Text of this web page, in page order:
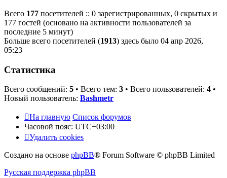
Всего 177 посетителей :: 0 зарегистрированных, 0 скрытых и
177 гостей (основано на активности пользователей за
последние 5 минут)
Больше всего посетителей (1913) здесь было 04 апр 2026,
05:23
Статистика
Всего сообщений: 5 • Всего тем: 3 • Всего пользователей: 4 •
Новый пользователь: Bashmetr
На главную Список форумов
Часовой пояс: UTC+03:00
Удалить cookies
Создано на основе phpBB® Forum Software © phpBB Limited
Русская поддержка phpBB